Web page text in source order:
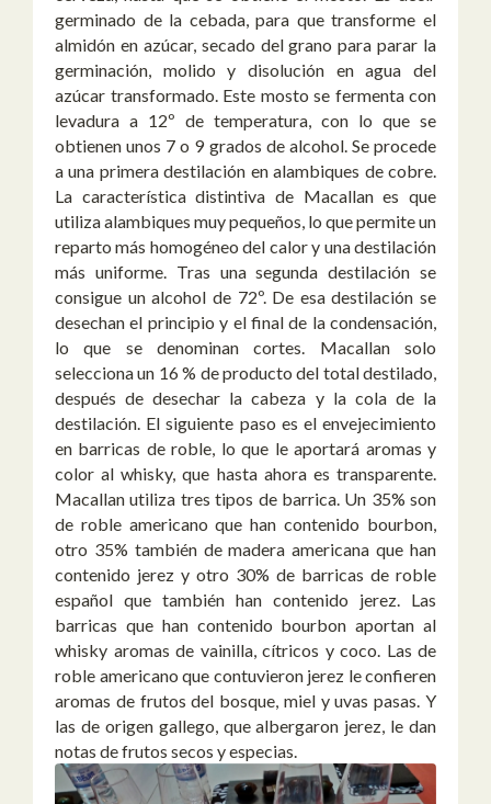
germinado de la cebada, para que transforme el
almidón en azúcar, secado del grano para parar la
germinación, molido y disolución en agua del
azúcar transformado. Este mosto se fermenta con
levadura a 12º de temperatura, con lo que se
obtienen unos 7 o 9 grados de alcohol. Se procede
a una primera destilación en alambiques de cobre.
La característica distintiva de Macallan es que
utiliza alambiques muy pequeños, lo que permite un
reparto más homogéneo del calor y una destilación
más uniforme. Tras una segunda destilación se
consigue un alcohol de 72º. De esa destilación se
desechan el principio y el final de la condensación,
lo que se denominan cortes. Macallan solo
selecciona un 16 % de producto del total destilado,
después de desechar la cabeza y la cola de la
destilación. El siguiente paso es el envejecimiento
en barricas de roble, lo que le aportará aromas y
color al whisky, que hasta ahora es transparente.
Macallan utiliza tres tipos de barrica. Un 35% son
de roble americano que han contenido bourbon,
otro 35% también de madera americana que han
contenido jerez y otro 30% de barricas de roble
español que también han contenido jerez. Las
barricas que han contenido bourbon aportan al
whisky aromas de vainilla, cítricos y coco. Las de
roble americano que contuvieron jerez le confieren
aromas de frutos del bosque, miel y uvas pasas. Y
las de origen gallego, que albergaron jerez, le dan
notas de frutos secos y especias.